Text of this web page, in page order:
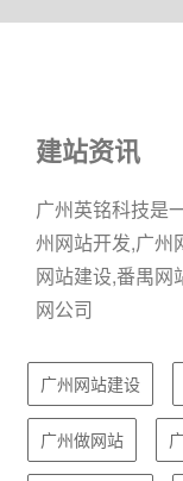
建站资讯
广州英铭科技是
州网站开发,广州
网站建设,番禺网
网公司
广州网站建设
广州做网站